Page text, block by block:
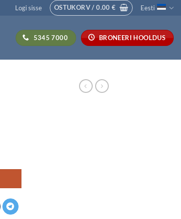
Logi sisse OSTUKORV /0.00€ Eesti
5345 7000 BRONEERI HOOLDUS